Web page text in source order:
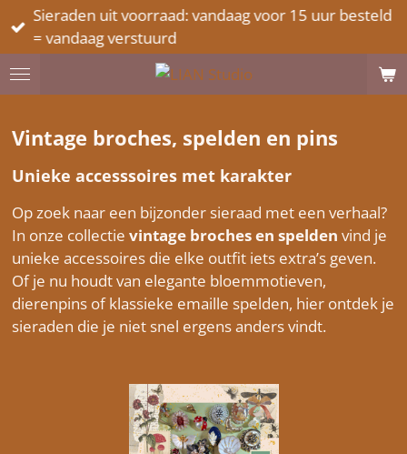
Ga
direct
naar
Sieraden uit voorraad: vandaag voor 15 uur besteld
= vandaag verstuurd
Vintage broches, spelden en pins
Unieke accesssoires met karakter
Op zoek naar een bijzonder sieraad met een verhaal?
In onze collectie vintage broches en spelden vind je
unieke accessoires die elke outfit iets extra’s geven.
Of je nu houdt van elegante bloemmotieven,
dierenpins of klassieke emaille spelden, hier ontdek je
sieraden die je niet snel ergens anders vindt.